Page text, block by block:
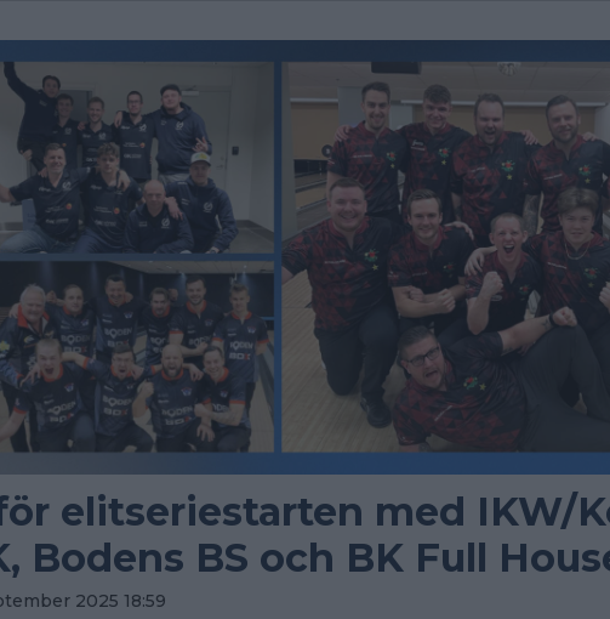
elitseriestarten med IKW/
Bodens BS och BK Full
2025 18:59